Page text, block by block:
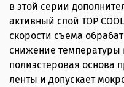
в этой серии
активный слой TOP
скорости съема
снижение
полиэстеровая основа
ленты и допускает